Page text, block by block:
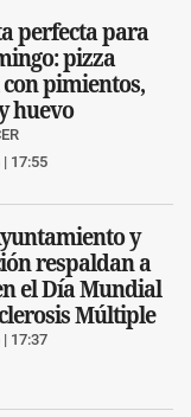
perfecta para
pizza
pimientos,
huevo
17:55
y
respaldan a
el Día Mundial
Múltiple
17:37